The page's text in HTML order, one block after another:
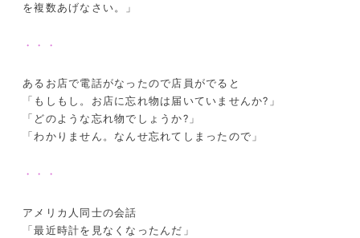
を複数あげなさい。」
・・・
あるお店で電話がなったので店員がでると
「もしもし。お店に忘れ物は届いていませんか?」
「どのような忘れ物でしょうか?」
「わかりません。なんせ忘れてしまったので」
・・・
アメリカ人同士の会話
「最近時計を見なくなったんだ」